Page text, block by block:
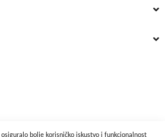
bolje korisničko iskustvo i funkcionalnost